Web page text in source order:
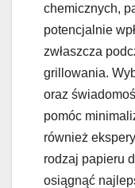
chemicznych,
potencjalnie
zwłaszcza
grillowania.
oraz
pomóc
również
rodzaj papieru
osiągnąć